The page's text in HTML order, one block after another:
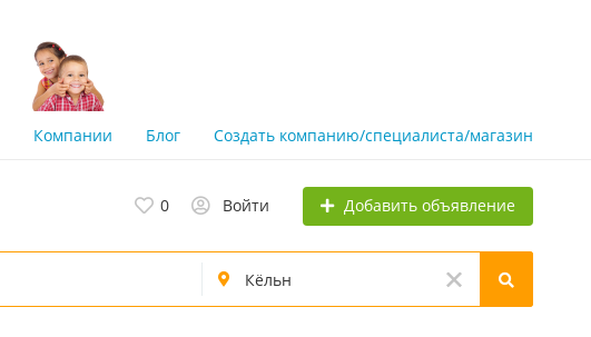
Компании Блог Создать компанию/специалиста/магазин
0 Войти Добавить объявление